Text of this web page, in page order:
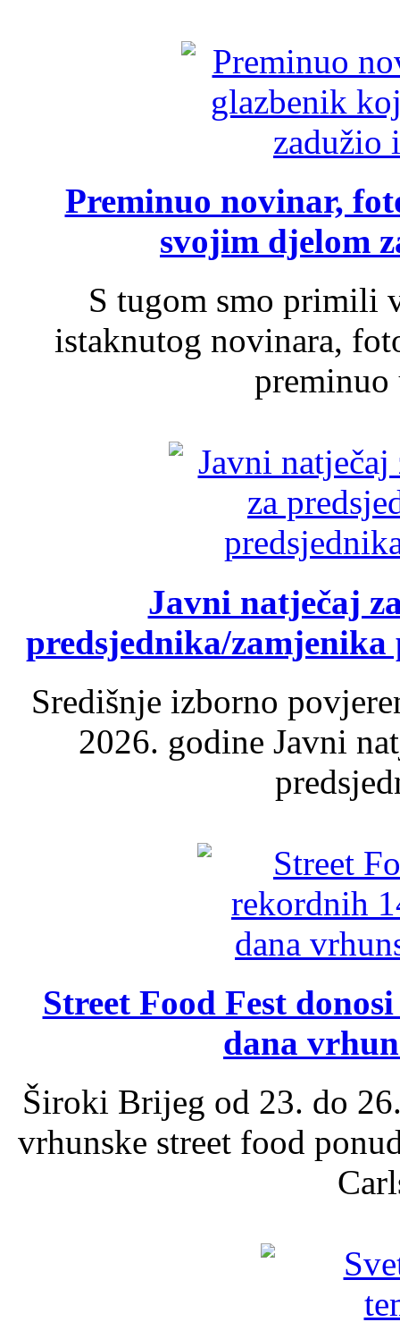
Preminuo novinar,
svojim djelom
S tugom smo primili
istaknutog novinara,
Javni natječaj
predsjednika/
Središnje izborno
2026. godine Javni
Street Food Fest
dana
Široki Brijeg od 23. do
vrhunske street food